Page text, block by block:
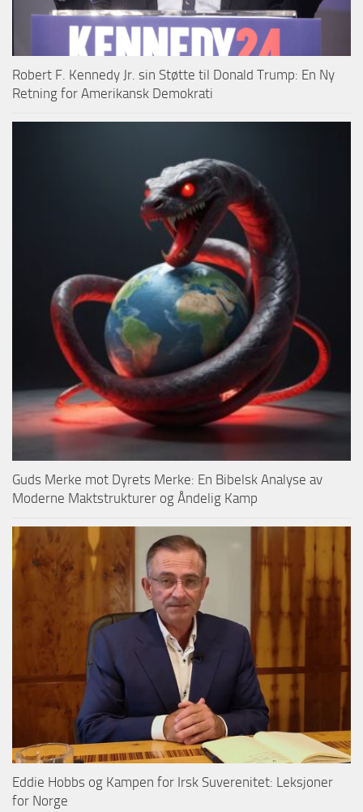
Robert F. Kennedy Jr. sin Støtte til Donald Trump: En Ny
Retning for Amerikansk Demokrati
Guds Merke mot Dyrets Merke: En Bibelsk Analyse av
Moderne Maktstrukturer og Åndelig Kamp
Eddie Hobbs og Kampen for Irsk Suverenitet: Leksjoner
for Norge